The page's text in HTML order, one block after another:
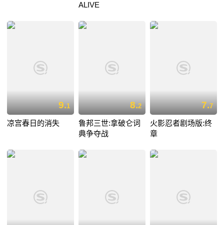
ALIVE
9.1
凉宫春日的消失
8.2
鲁邦三世:拿破仑词
典争夺战
7.7
火影忍者剧场版:终
章